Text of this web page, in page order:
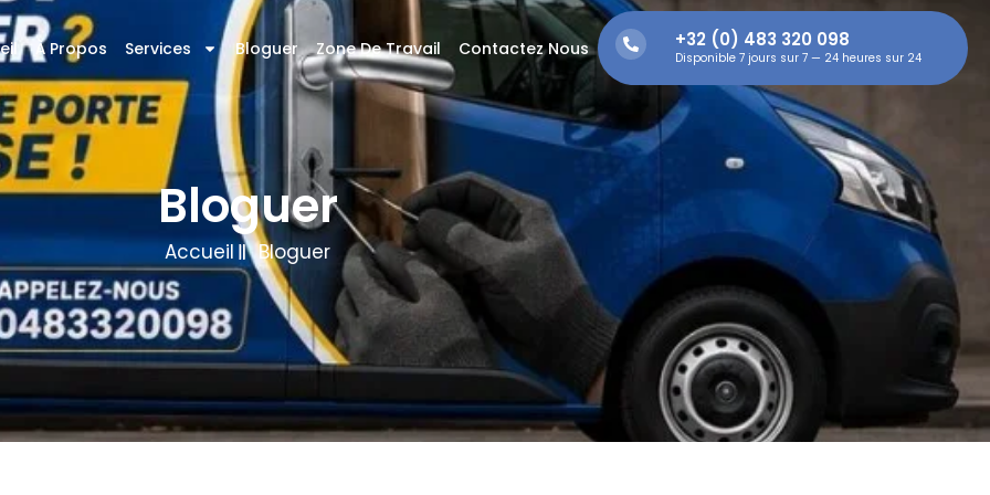
À Propos Services Bloguer Zone De Travail Contactez Nous +32 (0) 483 320 098
Disponible 7 jours sur 7 — 24 heures sur 24
Bloguer
Accueil Bloguer